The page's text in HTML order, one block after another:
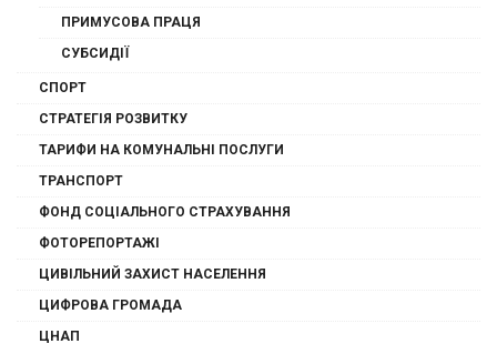
ПРИМУСОВА ПРАЦЯ
СУБСИДІЇ
СПОРТ
СТРАТЕГІЯ РОЗВИТКУ
ТАРИФИ НА КОМУНАЛЬНІ ПОСЛУГИ
ТРАНСПОРТ
ФОНД СОЦІАЛЬНОГО СТРАХУВАННЯ
ФОТОРЕПОРТАЖІ
ЦИВІЛЬНИЙ ЗАХИСТ НАСЕЛЕННЯ
ЦИФРОВА ГРОМАДА
ЦНАП